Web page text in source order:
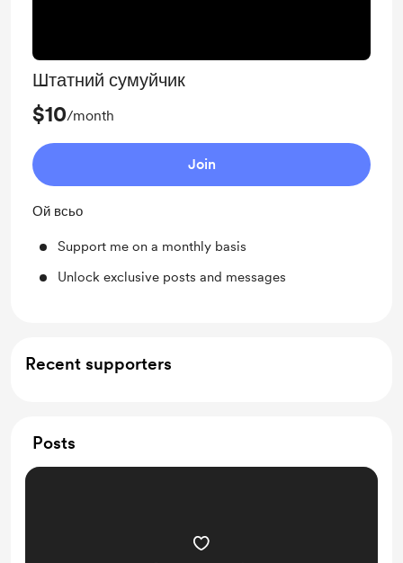
Штатний сумуйчик
$10/month
Join
Ой всьо
Support me on a monthly basis
Unlock exclusive posts and messages
Recent supporters
Posts